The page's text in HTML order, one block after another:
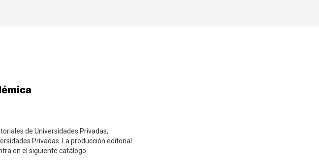
de Universidades Privadas,
Privadas. La producción editorial
en el siguiente catálogo.